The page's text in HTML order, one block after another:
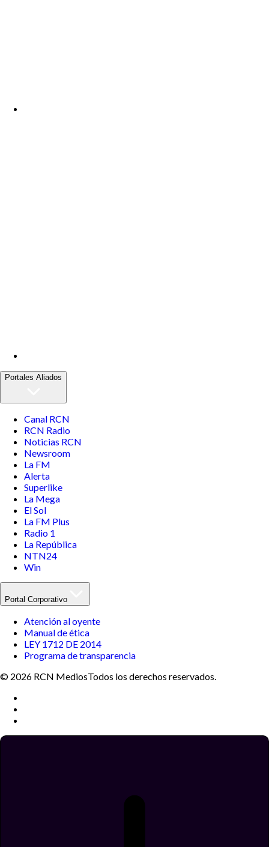
Portales Aliados
Canal RCN
RCN Radio
Noticias RCN
Newsroom
La FM
Alerta
Superlike
La Mega
El Sol
La FM Plus
Radio 1
La República
NTN24
Win
Portal Corporativo
Atención al oyente
Manual de ética
LEY 1712 DE 2014
Programa de transparencia
© 2026 RCN MediosTodos los derechos reservados.